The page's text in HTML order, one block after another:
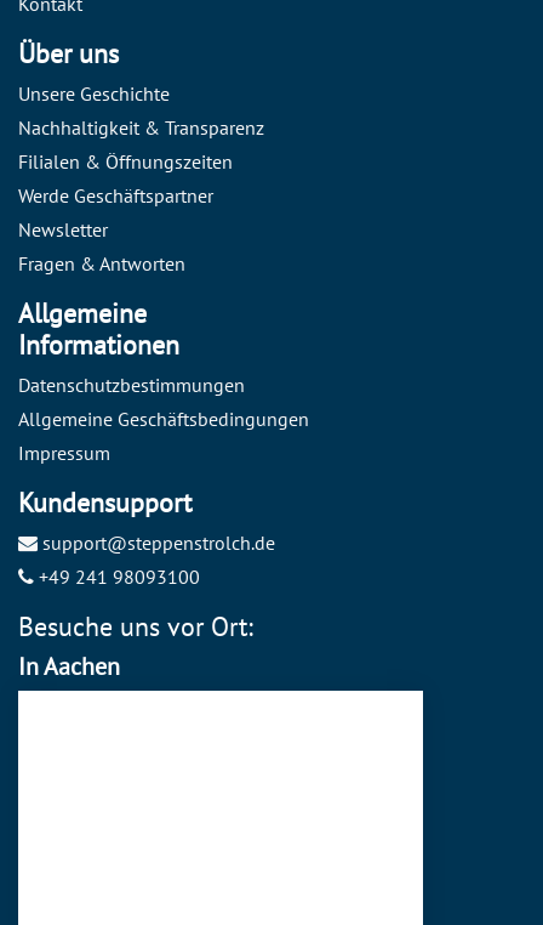
Besuche uns vor Ort:
In Aachen
Über uns
Unsere Geschichte
Nachhaltigkeit & Transparenz
Filialen & Öffnungszeiten
Werde Geschäftspartner
Newsletter
Fragen & Antworten
Allgemeine
Informationen
Datenschutzbestimmungen
Allgemeine Geschäftsbedingungen
Impressum
Kundensupport
support@steppenstrolch.de
+49 241 98093100